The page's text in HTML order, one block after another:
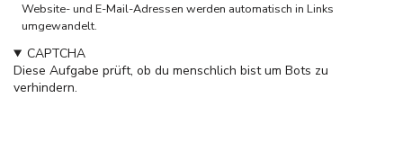
Website- und E-Mail-Adressen werden automatisch in Links
umgewandelt.
CAPTCHA
Diese Aufgabe prüft, ob du menschlich bist um Bots zu
verhindern.